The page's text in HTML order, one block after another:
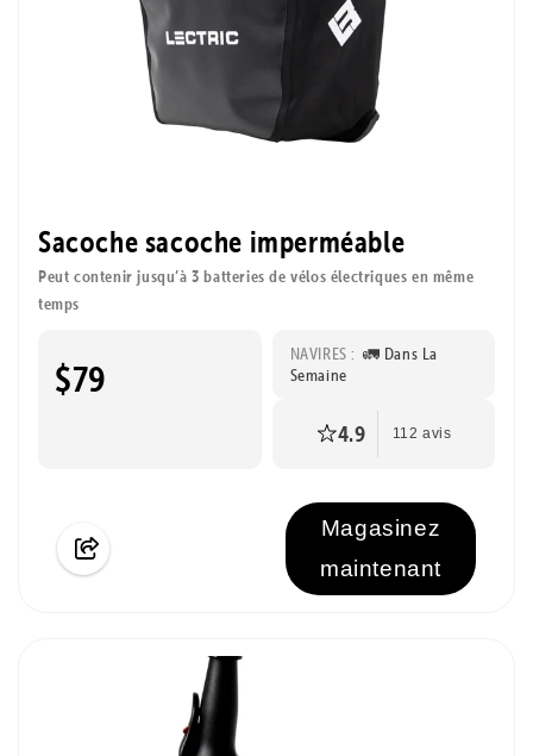
Sacoche sacoche imperméable
Peut contenir jusqu’à 3 batteries de vélos électriques en même
temps
$79
NAVIRES : 🚛 Dans La
Semaine
4.9 112 avis
Magasinez
maintenant